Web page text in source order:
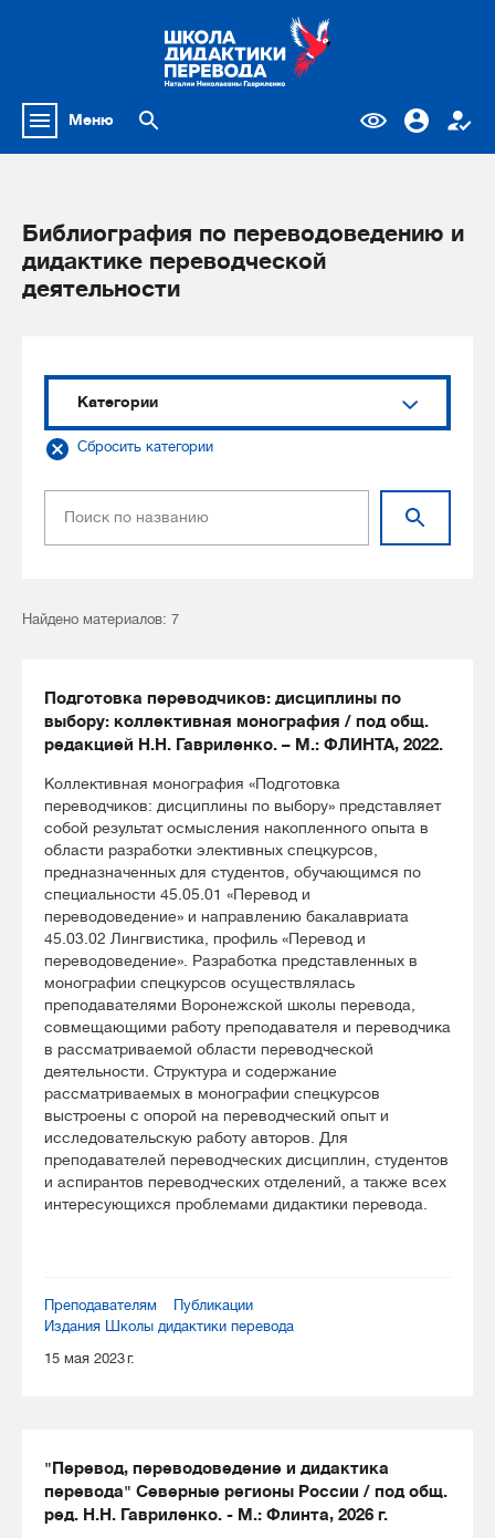
Меню
Библиография по переводоведению и
дидактике переводческой
деятельности
Категории
Сбросить категории
Найдено материалов: 7
Подготовка переводчиков: дисциплины по
выбору: коллективная монография / под общ.
редакцией Н.Н. Гавриленко. – М.: ФЛИНТА, 2022.
Коллективная монография «Подготовка
переводчиков: дисциплины по выбору» представляет
собой результат осмысления накопленного опыта в
области разработки элективных спецкурсов,
предназначенных для студентов, обучающимся по
специальности 45.05.01 «Перевод и
переводоведение» и направлению бакалавриата
45.03.02 Лингвистика, профиль «Перевод и
переводоведение». Разработка представленных в
монографии спецкурсов осуществлялась
преподавателями Воронежской школы перевода,
совмещающими работу преподавателя и переводчика
в рассматриваемой области переводческой
деятельности. Структура и содержание
рассматриваемых в монографии спецкурсов
выстроены с опорой на переводческий опыт и
исследовательскую работу авторов. Для
преподавателей переводческих дисциплин, студентов
и аспирантов переводческих отделений, а также всех
интересующихся проблемами дидактики перевода.
Преподавателям
Публикации
Издания Школы дидактики перевода
15 мая 2023 г.
"Перевод, переводоведение и дидактика
перевода" Северные регионы России / под общ.
ред. Н.Н. Гавриленко. - М.: Флинта, 2026 г.